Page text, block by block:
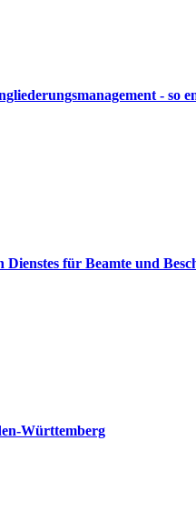
- so
für Beamte und
Württemberg